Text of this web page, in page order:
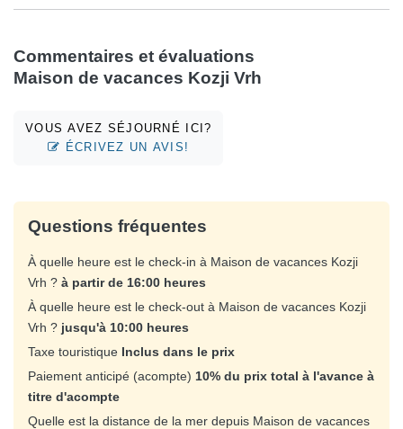
Commentaires et évaluations
Maison de vacances Kozji Vrh
VOUS AVEZ SÉJOURNÉ ICI?
ÉCRIVEZ UN AVIS!
Questions fréquentes
À quelle heure est le check-in à Maison de vacances Kozji
Vrh ? à partir de 16:00 heures
À quelle heure est le check-out à Maison de vacances Kozji
Vrh ? jusqu'à 10:00 heures
Taxe touristique Inclus dans le prix
Paiement anticipé (acompte) 10% du prix total à l'avance à
titre d'acompte
Quelle est la distance de la mer depuis Maison de vacances